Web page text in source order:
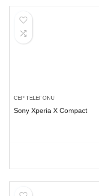
CEP TELEFONU
Sony Xperia X Compact